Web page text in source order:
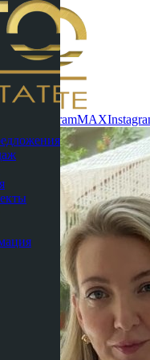
TelegramMAX